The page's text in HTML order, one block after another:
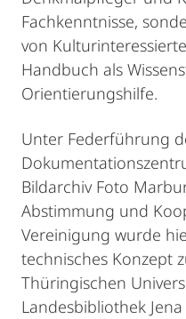
Fachkenntnisse,
von
Handbuch als
Orientierungshilfe.
Unter Federführung
Bildarchiv Foto
Abstimmung und
Vereinigung wurde
technisches Konzept
Thüringischen
Landesbibliothek